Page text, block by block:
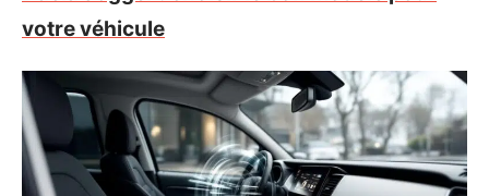
votre véhicule